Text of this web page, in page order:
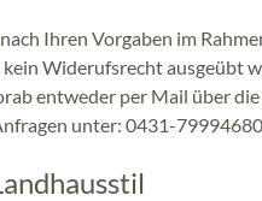
Ihren Vorgaben im
Widerufsrecht ausgeübt
entweder per Mail über
unter: 0431-